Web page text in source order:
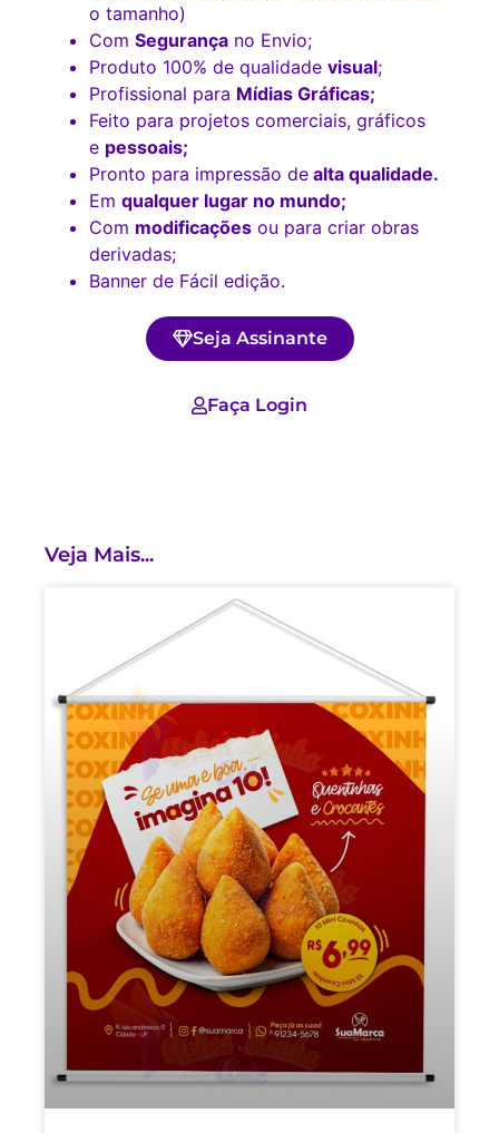
o tamanho)
Com Segurança no Envio;
Produto 100% de qualidade visual;
Profissional para Mídias Gráficas;
Feito para projetos comerciais, gráficos
e pessoais;
Pronto para impressão de alta qualidade.
Em qualquer lugar no mundo;
Com modificações ou para criar obras
derivadas;
Banner de Fácil edição.
Seja Assinante
Faça Login
Veja Mais...